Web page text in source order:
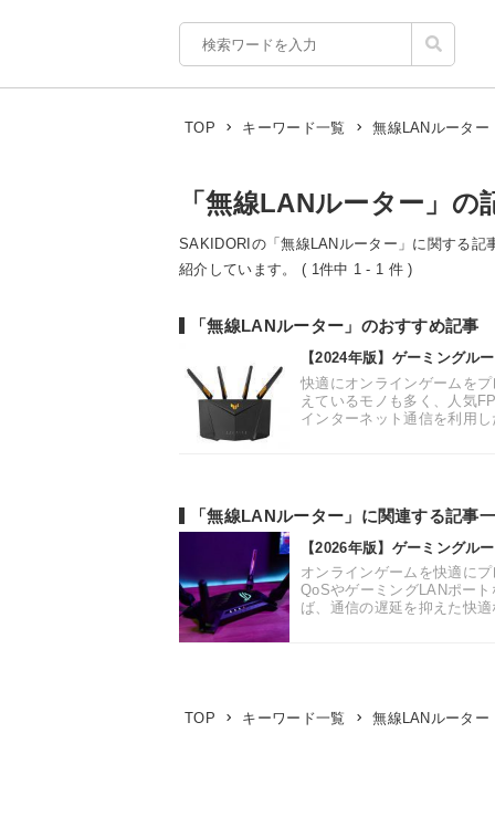
TOP キーワード一覧 無線LANルーター
「無線LANルーター」の
SAKIDORIの「無線LANルーター」に関する
紹介しています。 ( 1件中 1 - 1 件 )
「無線LANルーター」のおすすめ記事
【2024年版】ゲーミングル
快適にオンラインゲームを
えているモノも多く、人気
インターネット通信を利用
「無線LANルーター」に関連する記事
【2026年版】ゲーミングル
オンラインゲームを快適に
QoSやゲーミングLANポー
ば、通信の遅延を抑えた快
TOP キーワード一覧 無線LANルーター